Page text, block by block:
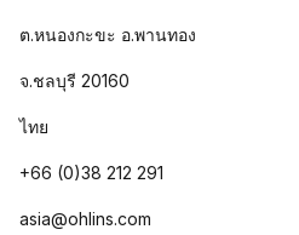
ต.หนองกะขะ อ.พานทอง
จ.ชลบุรี 20160
ไทย
+66 (0)38 212 291
asia@ohlins.com